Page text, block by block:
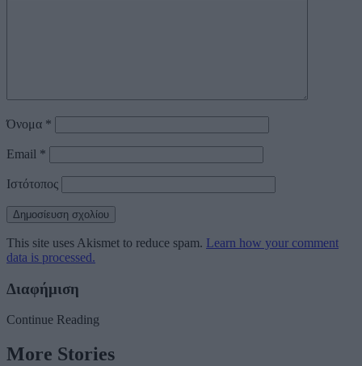
Όνομα *
Email *
Ιστότοπος
This site uses Akismet to reduce spam. Learn how your comment
data is processed.
Διαφήμιση
Continue Reading
More Stories